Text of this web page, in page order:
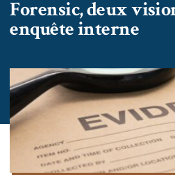
Forensic, deux
enquête interne